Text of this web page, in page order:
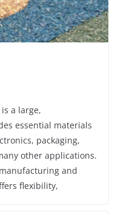
a large,
essential materials
packaging,
other applications.
and
flexibility,